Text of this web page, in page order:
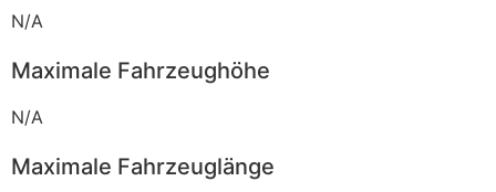
N/A
Maximale Fahrzeughöhe
N/A
Maximale Fahrzeuglänge